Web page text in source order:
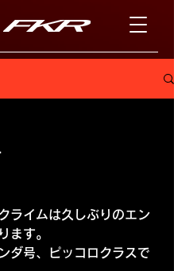
ライムは久しぶりのエン
ます。
ダ号、ピッコロクラスで